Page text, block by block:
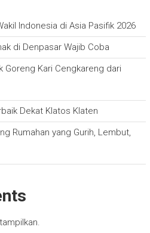
Indonesia di Asia Pasifik 2026
di Denpasar Wajib Coba
Goreng Kari Cengkareng dari
Dekat Klatos Klaten
Rumahan yang Gurih, Lembut,